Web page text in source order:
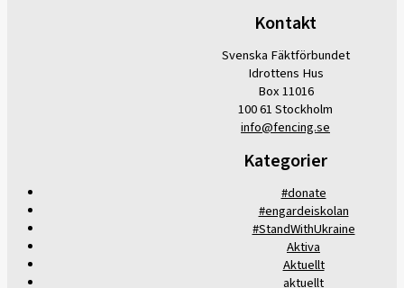
Kontakt
Svenska Fäktförbundet
Idrottens Hus
Box 11016
100 61 Stockholm
info@fencing.se
Kategorier
#donate
#engardeiskolan
#StandWithUkraine
Aktiva
Aktuellt
aktuellt